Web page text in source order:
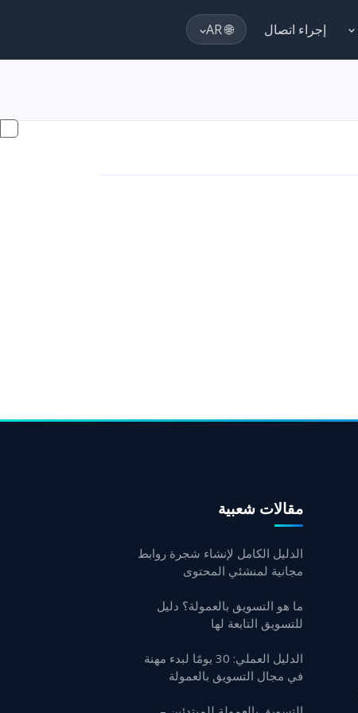
إجراء اتصال 🌐 AR
مقالات شعبية
الدليل الكامل لإنشاء شجرة روابط
مجانية لمنشئي المحتوى
ما هو التسويق بالعمولة؟ دليل
للتسويق التابعة لها
الدليل العملي: 30 يومًا لبدء مهنة
في مجال التسويق بالعمولة